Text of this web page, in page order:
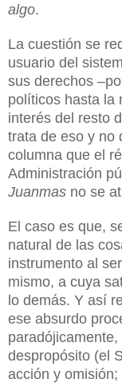
algo.
La cuestión se
usuario del
sus derechos
políticos hasta la
interés del resto
trata de eso y no
columna que el
Administración
Juanmas no se
El caso es que,
natural de las
instrumento al
mismo, a cuya
lo demás. Y así
ese absurdo
despropósito (el
acción y